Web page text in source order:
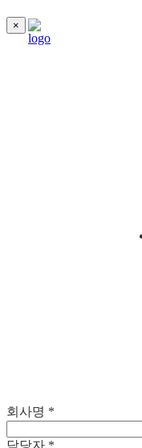
×
회사명 *
담당자 *